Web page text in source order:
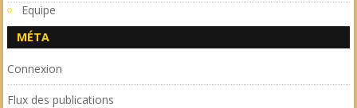
Equipe
MÉTA
Connexion
Flux des publications